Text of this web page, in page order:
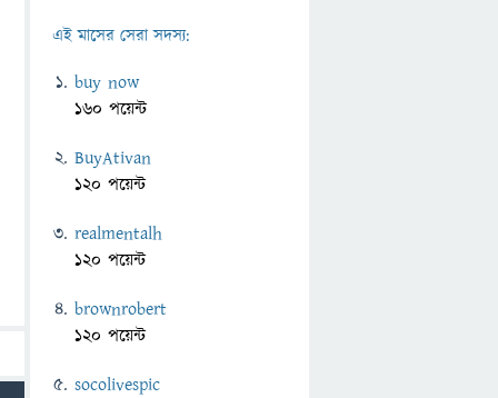
এই মাসের সেরা সদস্য:
buy now
160 পয়েন্ট
BuyAtivan
120 পয়েন্ট
realmentalh
120 পয়েন্ট
brownrobert
120 পয়েন্ট
socolivespic